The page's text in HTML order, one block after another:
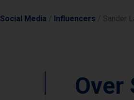
Social Media / Influencers / Sander
Over